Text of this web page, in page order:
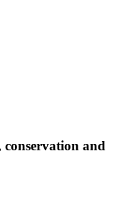
conservation and